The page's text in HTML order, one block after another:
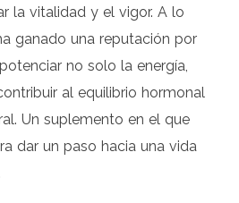
la vitalidad y el vigor. A lo
ganado una reputación por
no solo la energía,
al equilibrio hormonal
Un suplemento en el que
dar un paso hacia una vida